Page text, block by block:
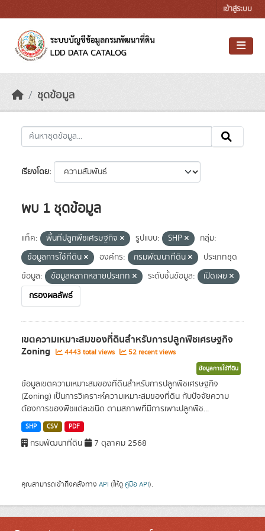
เข้าสู่ระบบ
ชุดข้อมูล
เรียงโดย
พบ 1 ชุดข้อมูล
แท็ค: พื้นที่ปลูกพืชเศรษฐกิจ รูปแบบ: SHP
กลุ่ม:
ข้อมูลการใช้ที่ดิน
องค์กร: กรมพัฒนาที่ดิน
ประเภทชุด
ข้อมูล:
ข้อมูลหลากหลายประเภท ระดับชั้นข้อมูล:
เปิดเผย
กรองผลลัพธ์
เขตความเหมาะสมของที่ดินสำหรับการปลูกพืชเศรษฐกิจ
Zoning 4443 total views 52 recent views
ข้อมูลการใช้ที่ดิน
ข้อมูลเขตความเหมาะสมของที่ดินสำหรับการปลูกพืชเศรษฐกิจ
(Zoning) เป็นการวิเคราะห์ความเหมาะสมของที่ดิน กับปัจจัยความ
ต้องการของพืชแต่ละชนิด ตามสภาพที่มีการเพาะปลูกพืช...
SHP CSV PDF
กรมพัฒนาที่ดิน 7 ตุลาคม 2568
คุณสามารถเข้าถึงคลังทาง API (ให้ดู คู่มือ API).